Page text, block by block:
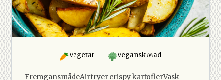
Vegetar Vegansk Mad
FremgansmådeAirfryer crispy kartoflerVask